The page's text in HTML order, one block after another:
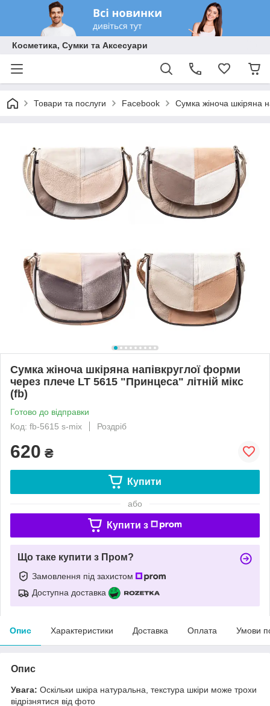
Косметика, Сумки та Аксесуари
Товари та послуги Facebook Сумка жіноча шкіряна
Сумка жіноча шкіряна напівкруглої форми
через плече LT 5615 "Принцеса" літній мікс
(fb)
Готово до відправки
Код: fb-5615 s-mix
Роздріб
620 ₴
Купити
або
Купити з
Що таке купити з Пром?
Замовлення під захистом
Доступна доставка
Опис Характеристики Доставка Оплата Умови
Опис
Увага: Оскільки шкіра натуральна, текстура шкіри може трохи
відрізнятися від фото